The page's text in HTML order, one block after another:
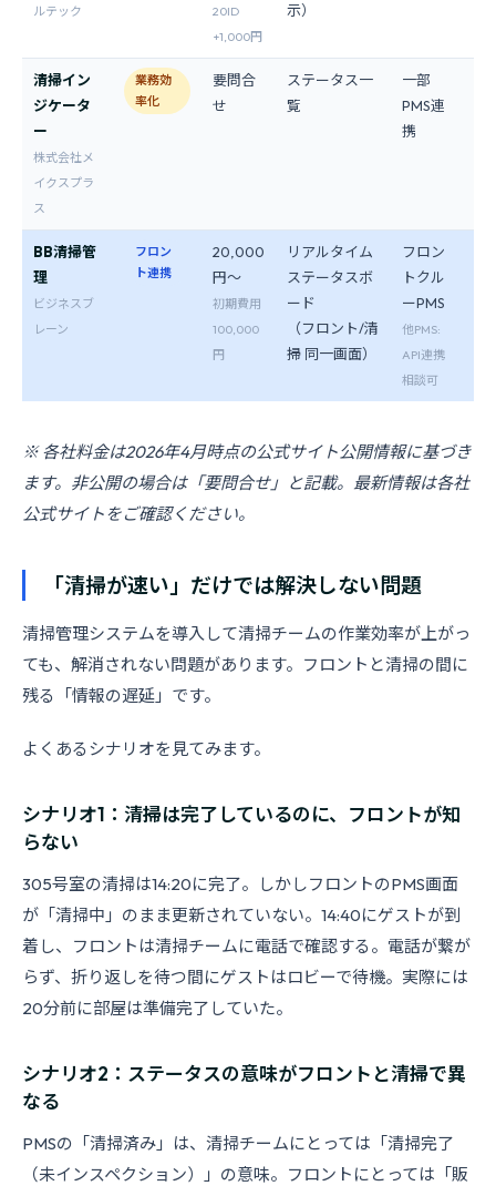
ルテック
20ID
+1,000円
示）
清掃イン
ジケータ
ー
株式会社メ
イクスプラ
ス
業務効
率化
要問合
せ
ステータス一
覧
一部
PMS連
携
BB清掃管
理
ビジネスブ
レーン
フロン
ト連携
20,000
円〜
初期費用
100,000
円
リアルタイム
ステータスボ
ード
（フロント/清
掃 同一画面）
フロン
トクル
ーPMS
他PMS:
API連携
相談可
※ 各社料金は2026年4月時点の公式サイト公開情報に基づき
ます。非公開の場合は「要問合せ」と記載。最新情報は各社
公式サイトをご確認ください。
「清掃が速い」だけでは解決しない問題
清掃管理システムを導入して清掃チームの作業効率が上がっ
ても、解消されない問題があります。フロントと清掃の間に
残る「情報の遅延」です。
よくあるシナリオを見てみます。
シナリオ1：清掃は完了しているのに、フロントが知
らない
305号室の清掃は14:20に完了。しかしフロントのPMS画面
が「清掃中」のまま更新されていない。14:40にゲストが到
着し、フロントは清掃チームに電話で確認する。電話が繋が
らず、折り返しを待つ間にゲストはロビーで待機。実際には
20分前に部屋は準備完了していた。
シナリオ2：ステータスの意味がフロントと清掃で異
なる
PMSの「清掃済み」は、清掃チームにとっては「清掃完了
（未インスペクション）」の意味。フロントにとっては「販